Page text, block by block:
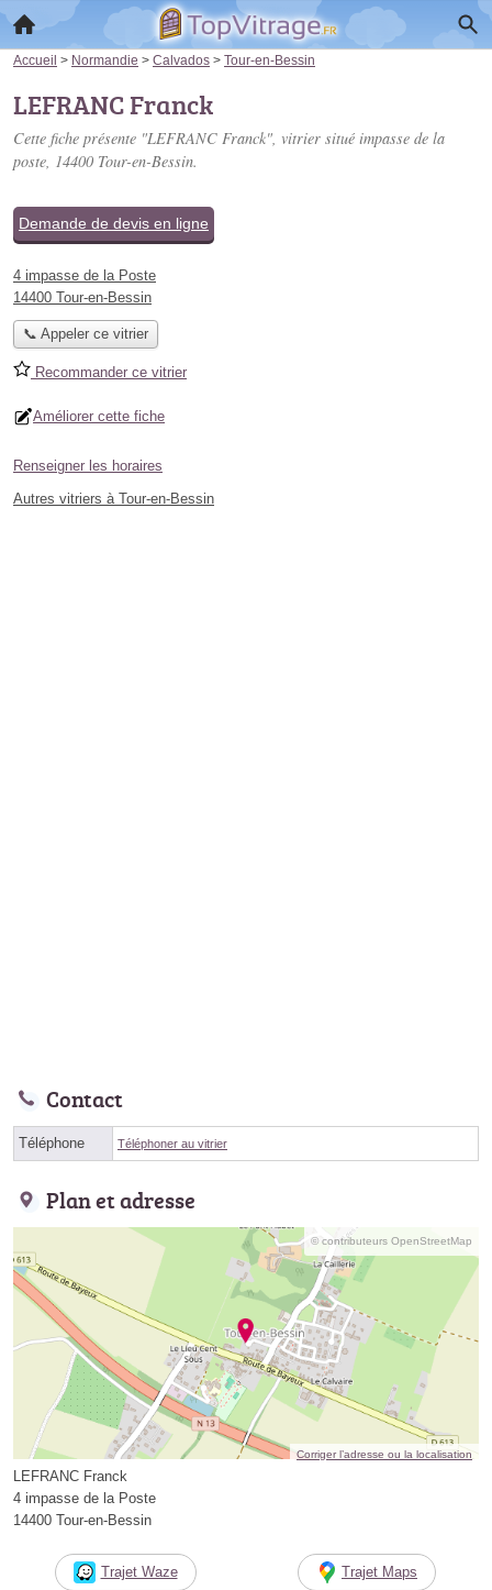
Accueil > Normandie > Calvados > Tour-en-Bessin
LEFRANC Franck
Cette fiche présente "LEFRANC Franck", vitrier situé impasse de la
poste, 14400 Tour-en-Bessin.
Demande de devis en ligne
4 impasse de la Poste
14400 Tour-en-Bessin
📞 Appeler ce vitrier
Recommander ce vitrier
Améliorer cette fiche
Renseigner les horaires
Autres vitriers à Tour-en-Bessin
Contact
Téléphone Téléphoner au vitrier
Plan et adresse
© contributeurs OpenStreetMap
Corriger l’adresse ou la localisation
LEFRANC Franck
4 impasse de la Poste
14400 Tour-en-Bessin
Trajet Waze Trajet Maps